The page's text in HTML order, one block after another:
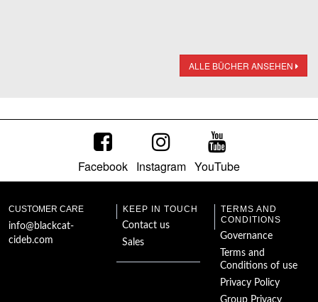
ALLE BÜCHER ANSEHEN
Facebook Instagram YouTube